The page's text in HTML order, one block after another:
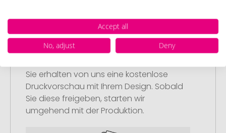
Schritt 3:
Artikelvorschau und Freigabe
Sie erhalten von uns eine kostenlose
Druckvorschau mit Ihrem Design. Sobald
Sie diese freigeben, starten wir
umgehend mit der Produktion.
Accept all
No, adjust
Deny